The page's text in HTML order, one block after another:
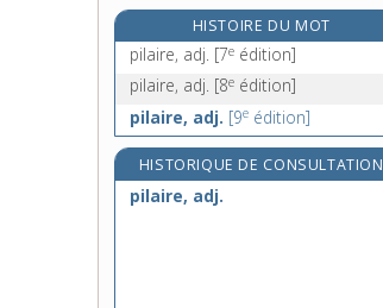
pile [III], n. f.
pile-poil, adv.
piler [I], v. tr.
pilet, n. m.
HISTOIRE DU MOT
pilaire, adj. [7e édition]
pilaire, adj. [8e édition]
pilaire, adj. [9e édition]
HISTORIQUE DE CONSULTATION
pilaire, adj.